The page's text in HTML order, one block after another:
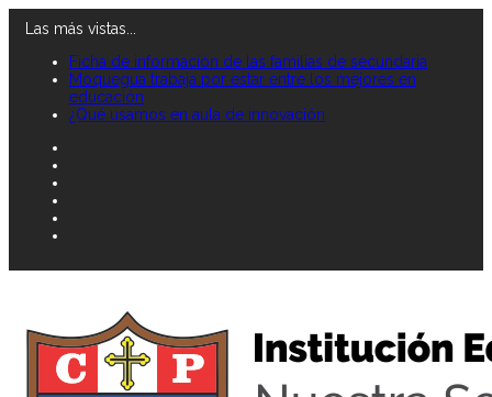
Las más vistas...
Ficha de información de las familias de secundaria
Moquegua trabaja por estar entre los mejores en
educación
¿Qué usamos en aula de innovación